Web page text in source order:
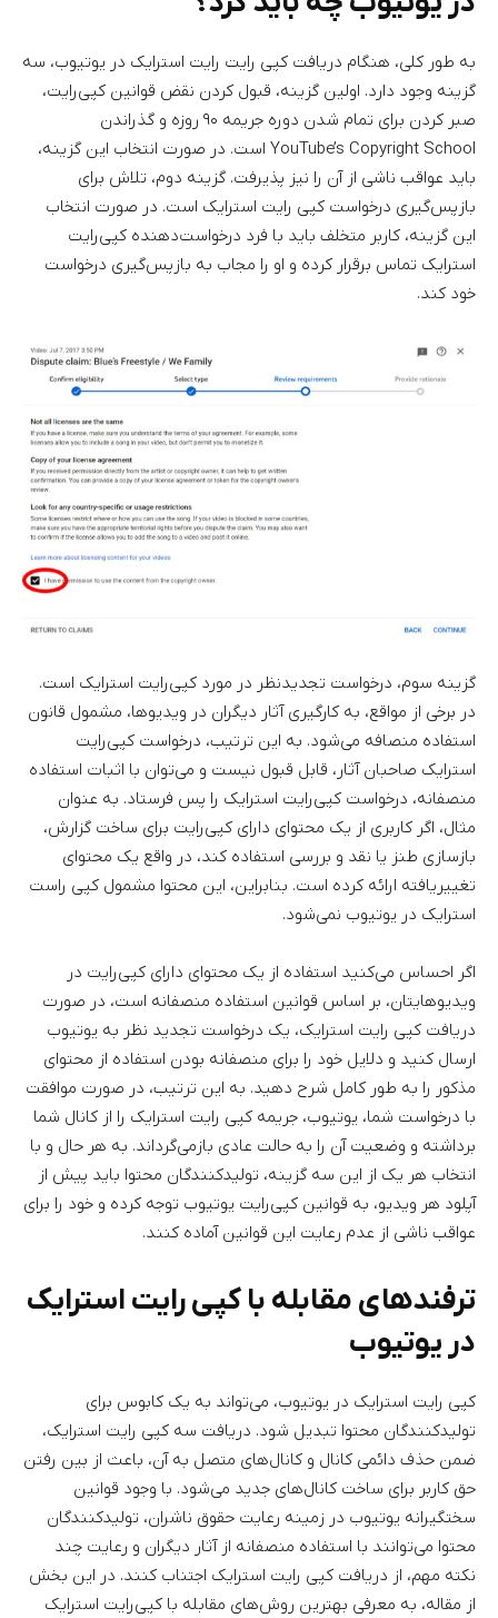
به طور کلی، هنگام دریافت کپی رایت رایت استرایک در یوتیوب، سه
گزینه وجود دارد. اولین گزینه، قبول کردن نقض قوانین کپی‌رایت،
صبر کردن برای تمام شدن دوره جریمه ۹۰ روزه و گذراندن
YouTube’s Copyright School است. در صورت انتخاب این گزینه،
باید عواقب ناشی از آن را نیز پذیرفت. گزینه دوم، تلاش برای
بازپس‌گیری درخواست کپی رایت استرایک است. در صورت انتخاب
این گزینه، کاربر متخلف باید با فرد درخواست‌دهنده کپی‌رایت
استرایک تماس برقرار کرده و او را مجاب به بازپس‌گیری درخواست
خود کند.
گزینه سوم، درخواست تجدیدنظر در مورد کپی‌رایت استرایک است.
در برخی از مواقع، به کارگیری آثار دیگران در ویدیوها، مشمول قانون
استفاده منصافه می‌شود. به این ترتیب، درخواست کپی‌رایت
استرایک صاحبان آثار، قابل قبول نیست و می‌توان با اثبات استفاده
منصفانه، درخواست کپی‌رایت استرایک را پس فرستاد. به عنوان
مثال، اگر کاربری از یک محتوای دارای کپی‌رایت برای ساخت گزارش،
بازسازی طنز یا نقد و بررسی استفاده کند، در واقع یک محتوای
تغییریافته ارائه کرده است. بنابراین، این محتوا مشمول کپی راست
استرایک در یوتیوب نمی‌شود.
اگر احساس می‌کنید استفاده از یک محتوای دارای کپی‌رایت در
ویدیوهایتان، بر اساس قوانین استفاده منصفانه است، در صورت
دریافت کپی رایت استرایک، یک درخواست تجدید نظر به یوتیوب
ارسال کنید و دلایل خود را برای منصفانه بودن استفاده از محتوای
مذکور را به طور کامل شرح دهید. به این ترتیب، در صورت موافقت
با درخواست شما، یوتیوب، جریمه کپی رایت استرایک را از کانال شما
برداشته و وضعیت آن را به حالت عادی بازمی‌گرداند. به هر حال و با
انتخاب هر یک از این سه گزینه، تولیدکنندگان محتوا باید پیش از
آپلود هر ویدیو، به قوانین کپی‌رایت یوتیوب توجه کرده و خود را برای
عواقب ناشی از عدم رعایت این قوانین آماده کنند.
ترفندهای مقابله با کپی رایت استرایک
در یوتیوب
کپی رایت استرایک در یوتیوب، می‌تواند به یک کابوس برای
تولیدکنندگان محتوا تبدیل شود. دریافت سه کپی رایت استرایک،
ضمن حذف دائمی کانال و کانال‌های متصل به آن، باعث از بین رفتن
حق کاربر برای ساخت کانال‌های جدید می‌شود. با وجود قوانین
سختگیرانه یوتیوب در زمینه رعایت حقوق ناشران، تولیدکنندگان
محتوا می‌توانند با استفاده منصفانه از آثار دیگران و رعایت چند
نکته مهم، از دریافت کپی رایت استرایک اجتناب کنند. در این بخش
از مقاله، به معرفی بهترین روش‌های مقابله با کپی‌رایت استرایک